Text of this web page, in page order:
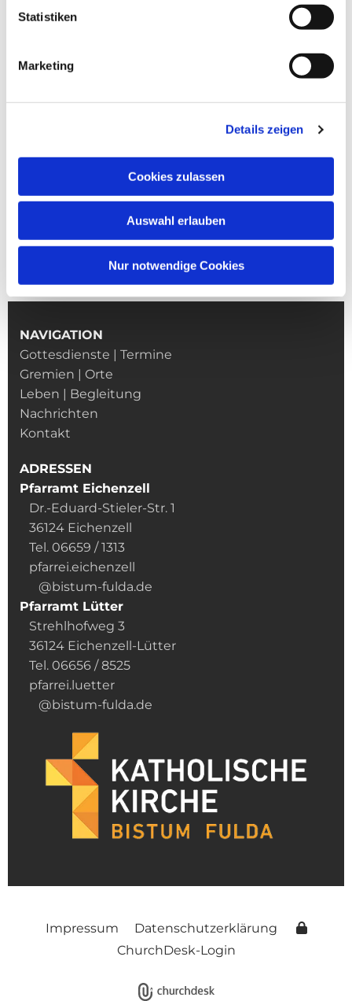
Statistiken
Marketing
Details zeigen
Cookies zulassen
Auswahl erlauben
Nur notwendige Cookies
NAVIGATION
Gottesdienste | Termine
Gremien | Orte
Leben | Begleitung
Nachrichten
Kontakt
ADRESSEN
Pfarramt Eichenzell
Dr.-Eduard-Stieler-Str. 1
36124 Eichenzell
Tel. 06659 / 1313
pfarrei.eichenzell
@bistum-fulda.de
Pfarramt Lütter
Strehlhofweg 3
36124 Eichenzell-Lütter
Tel. 06656 / 8525
pfarrei.luetter
@bistum-fulda.de
Impressum
Datenschutzerklärung
ChurchDesk-Login